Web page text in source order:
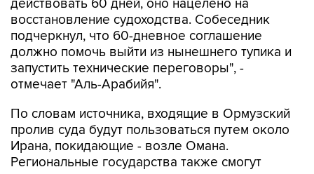
подчеркнул, что 60-дневное соглашение
должно помочь выйти из нынешнего тупика и
запустить технические переговоры", -
отмечает "Аль-Арабийя".
По словам источника, входящие в Ормузский
Ирана, покидающие - возле Омана.
Региональные государства также смогут
принять участие в процессе разминирования
пролива.